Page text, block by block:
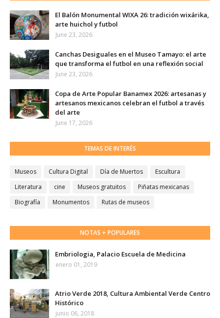
El Balón Monumental WIXA 26: tradición wixárika,
arte huichol y futbol
June 23, 2026
Canchas Desiguales en el Museo Tamayo: el arte
que transforma el futbol en una reflexión social
June 23, 2026
Copa de Arte Popular Banamex 2026: artesanas y
artesanos mexicanos celebran el futbol a través
del arte
June 17, 2026
TEMAS DE INTERÉS
Museos Cultura Digital Día de Muertos
Escultura
Literatura
cine Museos gratuitos
Piñatas mexicanas
Biografía
Monumentos Rutas de museos
NOTAS + POPULARES
Embriologia, Palacio Escuela de Medicina
enero 01, 2019
Atrio Verde 2018, Cultura Ambiental Verde Centro
Histórico
junio 06, 2018